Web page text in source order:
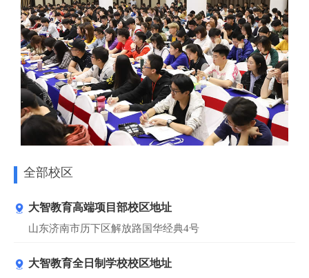
全部校区
大智教育高端项目部校区地址
山东济南市历下区解放路国华经典4号
大智教育全日制学校校区地址